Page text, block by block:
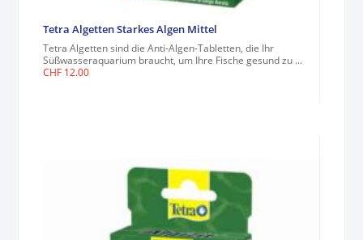
Tetra Algetten Starkes Algen Mittel
Tetra Algetten sind die Anti-Algen-Tabletten, die Ihr
Süßwasseraquarium braucht, um Ihre Fische gesund zu ...
CHF 12.00